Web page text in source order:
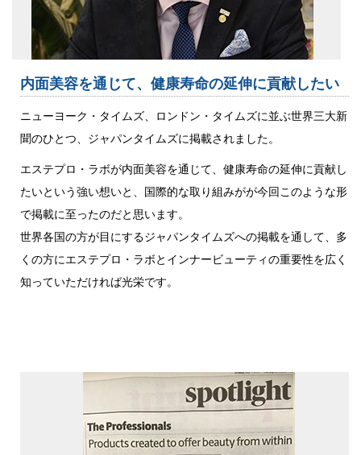
内面美容を通じて、健康寿命の延伸に貢献したい
ニューヨーク・タイムズ、ロンドン・タイムズに並ぶ世界三大新
聞のひとつ、ジャパンタイムズに掲載されました。
エステプロ・ラボが内面美容を通じて、健康寿命の延伸に貢献し
たいという強い想いと、国際的な取り組みがが今回このような形
で掲載に至ったのだと思います。
世界各国の方が目にするジャパンタイムズへの掲載を通して、多
くの方にエステプロ・ラボとインナービューティの重要性を広く
知っていただければ光栄です。